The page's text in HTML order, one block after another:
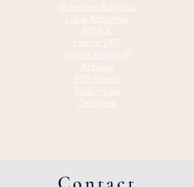
Alzheimer Belgique
Ligue Alzheimer
A2MCL
France DFT
Aidons Korsakoff
Aphasie
PSP France
Radiorg.be
Orphanet